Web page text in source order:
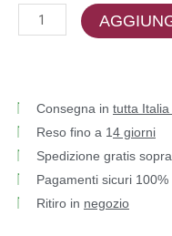
SK2010
quantità
Consegna in tutta
Reso fino a 14 giorni
Spedizione gratis
Pagamenti sicuri 100%
Ritiro in negozio